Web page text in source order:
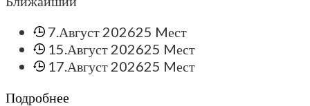
7.Август 202625 Mест
15.Август 202625 Mест
17.Август 202625 Mест
Подробнее